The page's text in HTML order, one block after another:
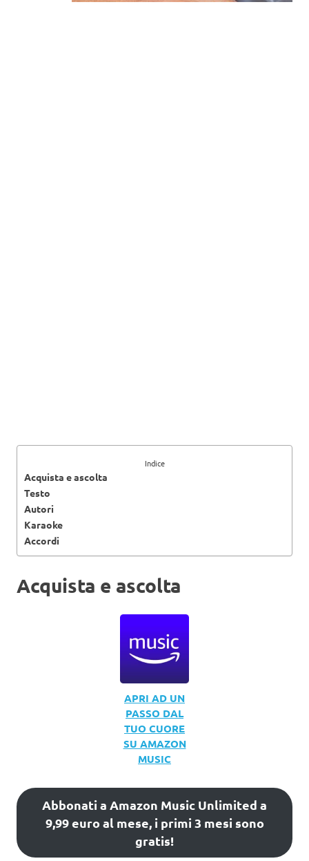
Indice
Acquista e ascolta
Testo
Autori
Karaoke
Accordi
Acquista e ascolta
APRI AD UN
PASSO DAL
TUO CUORE
SU AMAZON
MUSIC
Abbonati a Amazon Music Unlimited a
9,99 euro al mese, i primi 3 mesi sono
gratis!